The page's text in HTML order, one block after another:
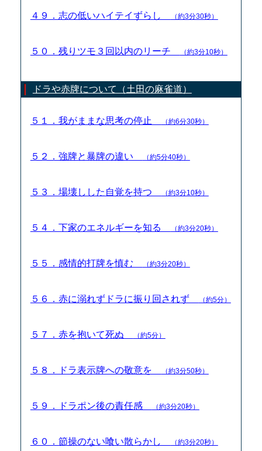
４９．志の低いハイテイずらし （約3分30秒）
５０．残りツモ３回以内のリーチ （約3分10秒）
ドラや赤牌について（土田の麻雀道）
５１．我がままな思考の停止 （約6分30秒）
５２．強牌と暴牌の違い （約5分40秒）
５３．場壊しした自覚を持つ （約3分10秒）
５４．下家のエネルギーを知る （約3分20秒）
５５．感情的打牌を慎む （約3分20秒）
５６．赤に溺れずドラに振り回されず （約5分）
５７．赤を抱いて死ぬ （約5分）
５８．ドラ表示牌への敬意を （約3分50秒）
５９．ドラポン後の責任感 （約3分20秒）
６０．節操のない喰い散らかし （約3分20秒）